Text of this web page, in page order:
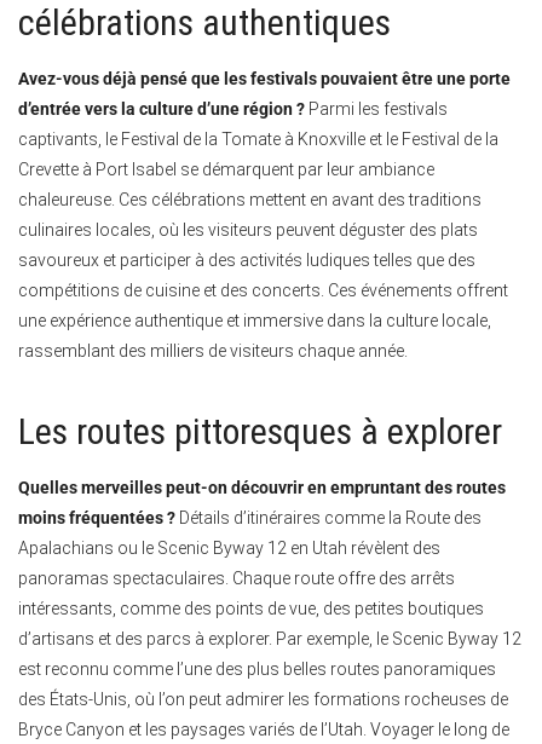
célébrations authentiques
Avez-vous déjà pensé que les festivals pouvaient être une porte
d’entrée vers la culture d’une région ? Parmi les festivals
captivants, le Festival de la Tomate à Knoxville et le Festival de la
Crevette à Port Isabel se démarquent par leur ambiance
chaleureuse. Ces célébrations mettent en avant des traditions
culinaires locales, où les visiteurs peuvent déguster des plats
savoureux et participer à des activités ludiques telles que des
compétitions de cuisine et des concerts. Ces événements offrent
une expérience authentique et immersive dans la culture locale,
rassemblant des milliers de visiteurs chaque année.
Les routes pittoresques à explorer
Quelles merveilles peut-on découvrir en empruntant des routes
moins fréquentées ? Détails d’itinéraires comme la Route des
Apalachians ou le Scenic Byway 12 en Utah révèlent des
panoramas spectaculaires. Chaque route offre des arrêts
intéressants, comme des points de vue, des petites boutiques
d’artisans et des parcs à explorer. Par exemple, le Scenic Byway 12
est reconnu comme l’une des plus belles routes panoramiques
des États-Unis, où l’on peut admirer les formations rocheuses de
Bryce Canyon et les paysages variés de l’Utah. Voyager le long de